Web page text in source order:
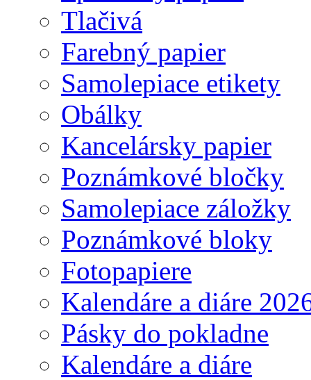
Tlačivá
Farebný papier
Samolepiace etikety
Obálky
Kancelársky papier
Poznámkové bločky
Samolepiace záložky
Poznámkové bloky
Fotopapiere
Kalendáre a diáre
Pásky do pokladne
Kalendáre a diáre